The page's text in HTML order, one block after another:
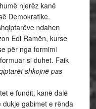
njerëz kanë
Demokratike.
ndahen
Edi Ramën, kurse
për nga formimi
si duhet. Faik
shkojnë pas
e fundit, kanë dalë
gabimet e rënda